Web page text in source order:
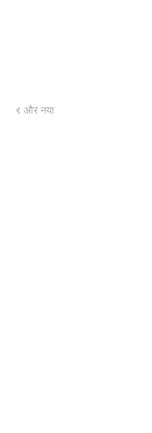
और नया